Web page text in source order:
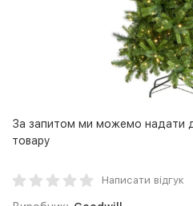
За запитом ми можемо надати
товару
Написати відгук